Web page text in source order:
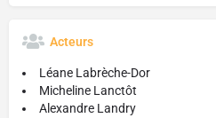
Acteurs
Léane Labrèche-Dor
Micheline Lanctôt
Alexandre Landry